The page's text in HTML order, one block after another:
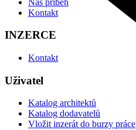
Kontakt
INZERCE
Kontakt
Uživatel
Katalog architektů
Katalog dodavatelů
Vložit inzerát do burzy práce